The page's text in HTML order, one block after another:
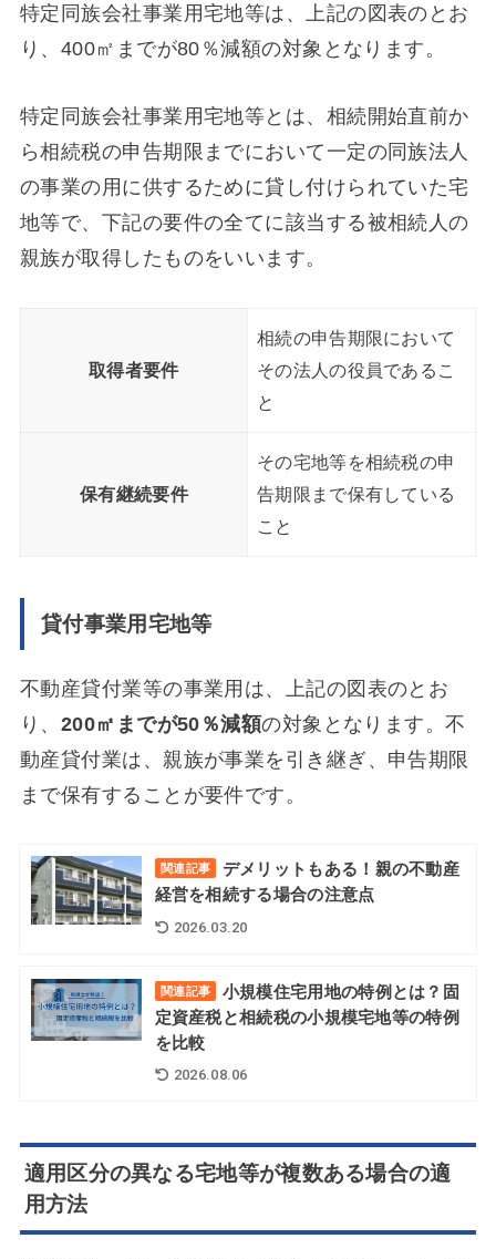
特定同族会社事業用宅地等は、上記の図表のとお
り、400㎡までが80％減額の対象となります。
特定同族会社事業用宅地等とは、相続開始直前か
ら相続税の申告期限までにおいて一定の同族法人
の事業の用に供するために貸し付けられていた宅
地等で、下記の要件の全てに該当する被相続人の
親族が取得したものをいいます。
取得者要件
相続の申告期限において
その法人の役員であるこ
と
保有継続要件
その宅地等を相続税の申
告期限まで保有している
こと
貸付事業用宅地等
不動産貸付業等の事業用は、上記の図表のとお
り、 200㎡までが50％減額の対象となります。不
動産貸付業は、親族が事業を引き継ぎ、申告期限
まで保有することが要件です。
関連記事
デメリットもある！親の不動産
経営を相続する場合の注意点
2026.03.20
関連記事
小規模住宅用地の特例とは？固
定資産税と相続税の小規模宅地等の特例
を比較
2026.08.06
適用区分の異なる宅地等が複数ある場合の適
用方法